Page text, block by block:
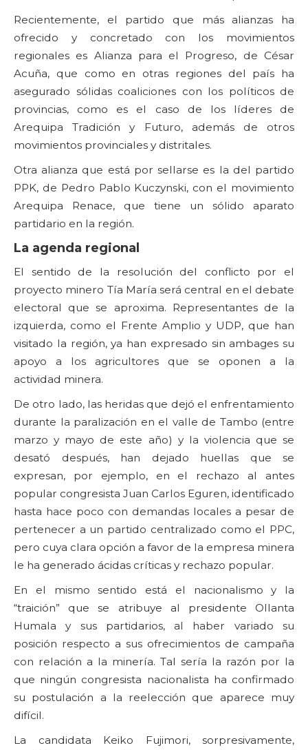
Recientemente, el partido que más alianzas ha
ofrecido y concretado con los movimientos
regionales es Alianza para el Progreso, de César
Acuña, que como en otras regiones del país ha
asegurado sólidas coaliciones con los políticos de
provincias, como es el caso de los líderes de
Arequipa Tradición y Futuro, además de otros
movimientos provinciales y distritales.
Otra alianza que está por sellarse es la del partido
PPK, de Pedro Pablo Kuczynski, con el movimiento
Arequipa Renace, que tiene un sólido aparato
partidario en la región.
La agenda regional
El sentido de la resolución del conflicto por el
proyecto minero Tía María será central en el debate
electoral que se aproxima. Representantes de la
izquierda, como el Frente Amplio y UDP, que han
visitado la región, ya han expresado sin ambages su
apoyo a los agricultores que se oponen a la
actividad minera.
De otro lado, las heridas que dejó el enfrentamiento
durante la paralización en el valle de Tambo (entre
marzo y mayo de este año) y la violencia que se
desató después, han dejado huellas que se
expresan, por ejemplo, en el rechazo al antes
popular congresista Juan Carlos Eguren, identificado
hasta hace poco con demandas locales a pesar de
pertenecer a un partido centralizado como el PPC,
pero cuya clara opción a favor de la empresa minera
le ha generado ácidas críticas y rechazo popular.
En el mismo sentido está el nacionalismo y la
“traición” que se atribuye al presidente Ollanta
Humala y sus partidarios, al haber variado su
posición respecto a sus ofrecimientos de campaña
con relación a la minería. Tal sería la razón por la
que ningún congresista nacionalista ha confirmado
su postulación a la reelección que aparece muy
difícil.
La candidata Keiko Fujimori, sorpresivamente,